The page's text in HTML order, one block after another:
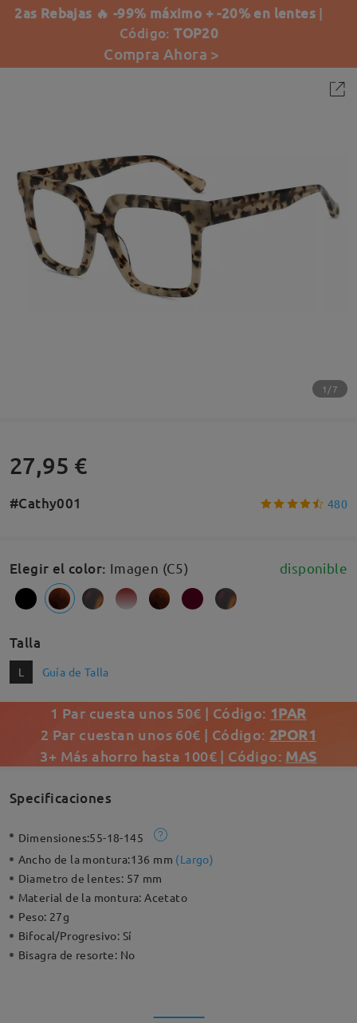
2as Rebajas 🔥 -99% máximo + -20% en lentes |
Código:TOP20
Compra Ahora >
1/7
27,95 €
#Cathy001 480
Elegir el color: Imagen (C5) disponible
Talla
L Guía de Talla
1 Par cuesta unos 50€ | Código: 1PAR
2 Par cuestan unos 60€ | Código: 2POR1
3+ Más ahorro hasta 100€ | Código: MAS
Specificaciones
Dimensiones:55-18-145
Ancho de la montura:136 mm (Largo)
Diametro de lentes: 57 mm
Material de la montura:Acetato
Peso: 27g
Bifocal/Progresivo: Sí
Bisagra de resorte: No